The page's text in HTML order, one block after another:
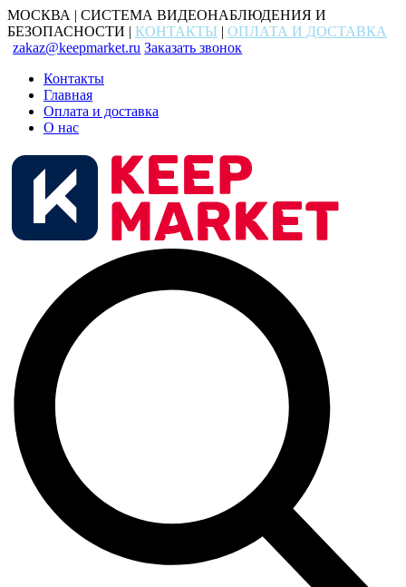
МОСКВА | СИСТЕМА ВИДЕОНАБЛЮДЕНИЯ И
БЕЗОПАСНОСТИ | КОНТАКТЫ | ОПЛАТА И ДОСТАВКА
zakaz@keepmarket.ru Заказать звонок
Контакты
Главная
Оплата и доставка
О нас